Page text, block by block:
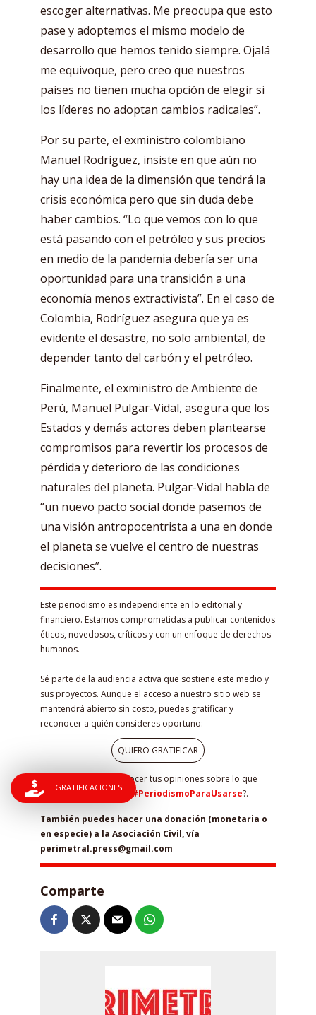
escoger alternativas. Me preocupa que esto
pase y adoptemos el mismo modelo de
desarrollo que hemos tenido siempre. Ojalá
me equivoque, pero creo que nuestros
países no tienen mucha opción de elegir si
los líderes no adoptan cambios radicales”.
Por su parte, el exministro colombiano
Manuel Rodríguez, insiste en que aún no
hay una idea de la dimensión que tendrá la
crisis económica pero que sin duda debe
haber cambios. “Lo que vemos con lo que
está pasando con el petróleo y sus precios
en medio de la pandemia debería ser una
oportunidad para una transición a una
economía menos extractivista”. En el caso de
Colombia, Rodríguez asegura que ya es
evidente el desastre, no solo ambiental, de
depender tanto del carbón y el petróleo.
Finalmente, el exministro de Ambiente de
Perú, Manuel Pulgar-Vidal, asegura que los
Estados y demás actores deben plantearse
compromisos para revertir los procesos de
pérdida y deterioro de las condiciones
naturales del planeta. Pulgar-Vidal habla de
“un nuevo pacto social donde pasemos de
una visión antropocentrista a una en donde
el planeta se vuelve el centro de nuestras
decisiones”.
Este periodismo es independiente en lo editorial y
financiero. Estamos comprometidas a publicar contenidos
éticos, novedosos, críticos y con un enfoque de derechos
humanos.
Sé parte de la audiencia activa que sostiene este medio y
sus proyectos. Aunque el acceso a nuestro sitio web se
mantendrá abierto sin costo, puedes gratificar y
reconocer a quién consideres oportuno:
QUIERO GRATIFICAR
Por favor déjanos conocer tus opiniones sobre lo que
leíste o escuchaste ¿Es #PeriodismoParaUsarse?.
También puedes hacer una donación (monetaria o
en especie) a la Asociación Civil, vía
perimetral.press@gmail.com
Comparte
GRATIFICACIONES